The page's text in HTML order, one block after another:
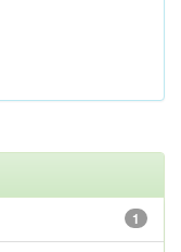
1